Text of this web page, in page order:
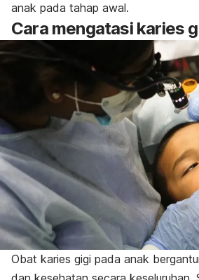
anak pada tahap awal.
Cara mengatasi karies
Obat karies gigi pada anak